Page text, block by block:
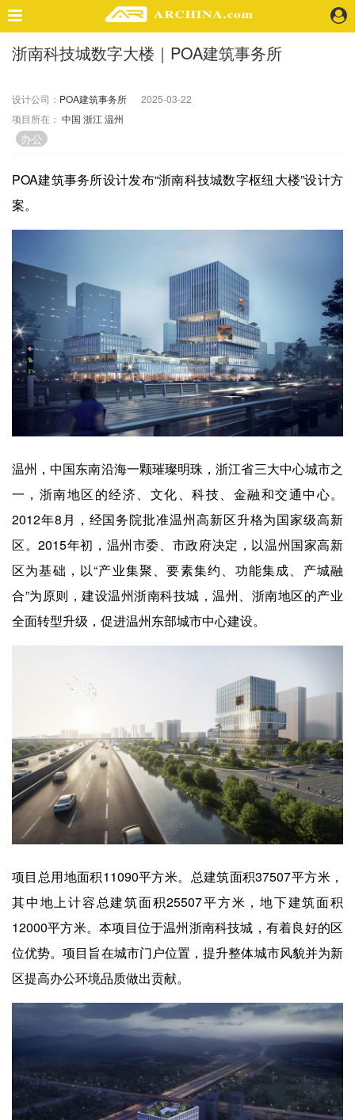
精选案例
景 观
室 内
视 频
地 产
快速搜索
企业招聘
企业会员
关于投稿
关于我们
联系我们
浙南科技城数字大楼｜POA建筑事务所
设计公司： POA建筑事务所
2025-03-22
项目所在： 中国 浙江 温州
办公
POA建筑事务所设计发布“浙南科技城数字枢纽大楼”设计方
案。
温州，中国东南沿海一颗璀璨明珠，浙江省三大中心城市之
一，浙南地区的经济、文化、科技、金融和交通中心。
2012年8月，经国务院批准温州高新区升格为国家级高新
区。2015年初，温州市委、市政府决定，以温州国家高新
区为基础，以“产业集聚、要素集约、功能集成、产城融
合”为原则，建设温州浙南科技城，温州、浙南地区的产业
全面转型升级，促进温州东部城市中心建设。
项目总用地面积11090平方米。总建筑面积37507平方米，
其中地上计容总建筑面积25507平方米，地下建筑面积
12000平方米。本项目位于温州浙南科技城，有着良好的区
位优势。项目旨在城市门户位置，提升整体城市风貌并为新
区提高办公环境品质做出贡献。